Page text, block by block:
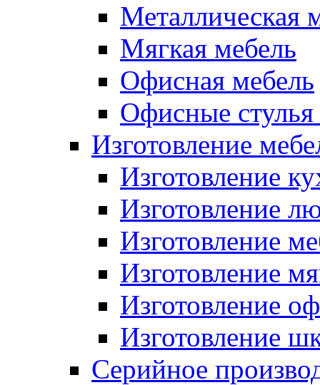
Металлическая
Мягкая мебель
Офисная мебель
Офисные стулья
Изготовление
Изготовление
Изготовление
Изготовление
Изготовление
Изготовление
Изготовление
Серийное